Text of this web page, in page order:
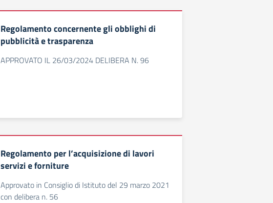
Regolamento concernente gli obblighi di
pubblicità e trasparenza
APPROVATO IL 26/03/2024 DELIBERA N. 96
Regolamento per l’acquisizione di lavori
servizi e forniture
Approvato in Consiglio di Istituto del 29 marzo 2021
con delibera n. 56